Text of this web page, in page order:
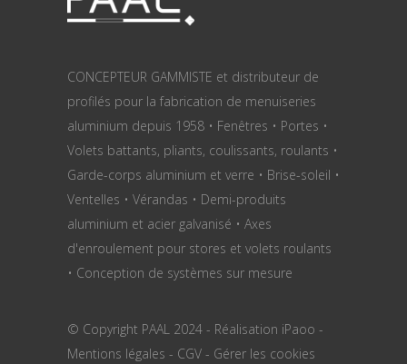
CONCEPTEUR GAMMISTE et distributeur de
profilés pour la fabrication de menuiseries
aluminium depuis 1958 • Fenêtres • Portes •
Volets battants, pliants, coulissants, roulants •
Garde-corps aluminium et verre • Brise-soleil •
Ventelles • Vérandas • Demi-produits
aluminium et acier galvanisé • Axes
d'enroulement pour stores et volets roulants
• Conception de systèmes sur mesure
© Copyright PAAL 2024 - Réalisation iPaoo -
Mentions légales - CGV - Gérer les cookies